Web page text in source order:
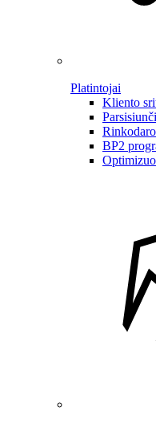
Platintojai
Kliento
BP2